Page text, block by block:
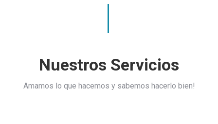
Nuestros Servicios
Amamos lo que hacemos y sabemos hacerlo bien!